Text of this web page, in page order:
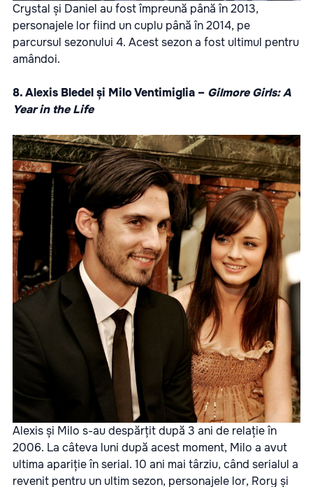
Crystal și Daniel au fost împreună până în 2013,
personajele lor fiind un cuplu până în 2014, pe
parcursul sezonului 4. Acest sezon a fost ultimul pentru
amândoi.
8. Alexis Bledel și Milo Ventimiglia – Gilmore Girls: A
Year in the Life
Alexis și Milo s-au despărțit după 3 ani de relație în
2006. La câteva luni după acest moment, Milo a avut
ultima apariție în serial. 10 ani mai târziu, când serialul a
revenit pentru un ultim sezon, personajele lor, Rory și